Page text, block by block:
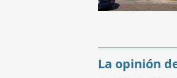
La opinión